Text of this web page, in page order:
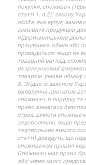
покупки. споживач
статті 1. п.22 закону
особа, яка купує,
замовити продукцію
підприємницькою
працівника. обмін або
провадиться: якщо не
товарний вигляд,
розрахунковий
товаром. умови обміну
8. Згідно із законом
виявлення протягом
споживач, в порядку та
право вимагати
строк. вимоги
задоволенню, якщо
задовольняє вимоги
статті) доведуть, що
споживачем правил
Споживач має право
або через свого